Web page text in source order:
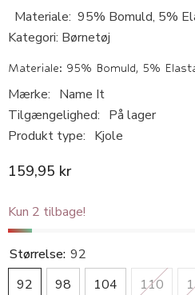
Materiale: 95% Bomuld, 5%
Kategori: Børnetøj
Materiale: 95% Bomuld, 5%
Mærke: Name It
Tilgængelighed: På lager
Produkt type: Kjole
159,95 kr
Kun 2 tilbage!
Størrelse: 92
92
98 104 110